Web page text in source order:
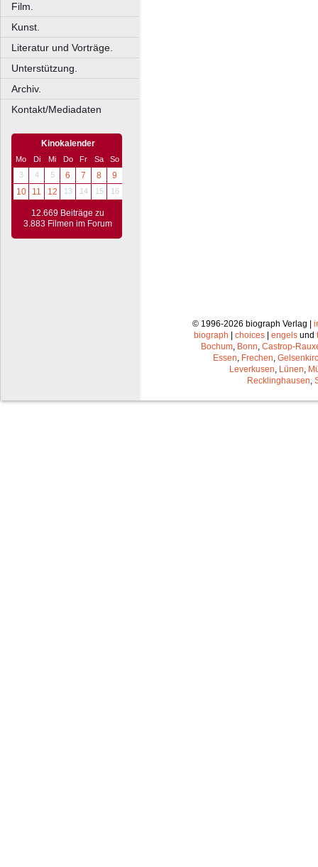
Film.
Kunst.
Literatur und Vorträge.
Unterstützung.
Archiv.
Kontakt/Mediadaten
Kinokalender
Mo Di Mi Do Fr Sa
So
3
4 5 6 7 8
9
10
11 12 13 14 15 16
12.669 Beiträge zu
3.883 Filmen im Forum
© 1996-2026 biograph Verlag |
biograph
choices engels und
Bochum, Bonn, Castrop-
Essen, Frechen,
Leverkusen, Lünen,
Recklinghausen,